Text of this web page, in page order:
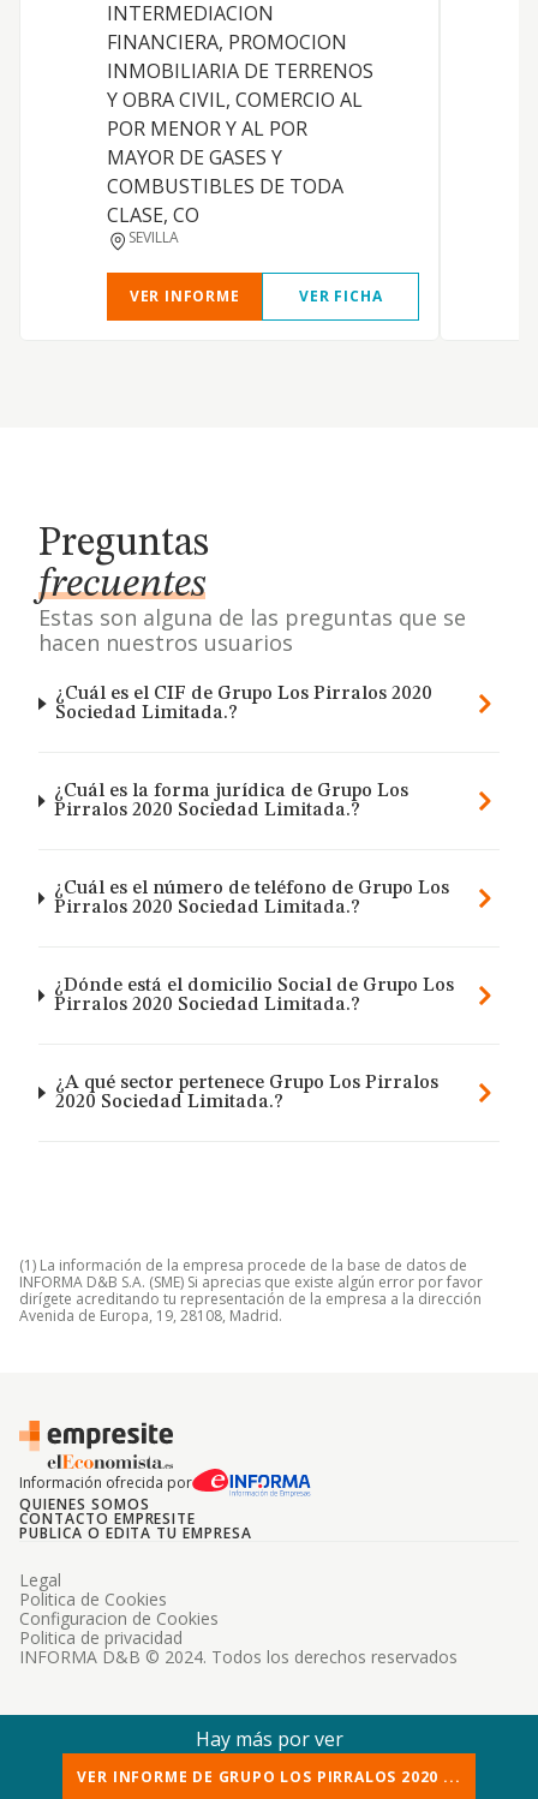
INTERMEDIACION
FINANCIERA, PROMOCION
INMOBILIARIA DE TERRENOS
Y OBRA CIVIL, COMERCIO AL
POR MENOR Y AL POR
MAYOR DE GASES Y
COMBUSTIBLES DE TODA
CLASE, CO
SEVILLA
VER INFORME VER FICHA
Preguntas
frecuentes
Estas son alguna de las preguntas que se
hacen nuestros usuarios
¿Cuál es el CIF de Grupo Los Pirralos 2020
Sociedad Limitada.?
¿Cuál es la forma jurídica de Grupo Los
Pirralos 2020 Sociedad Limitada.?
¿Cuál es el número de teléfono de Grupo Los
Pirralos 2020 Sociedad Limitada.?
¿Dónde está el domicilio Social de Grupo Los
Pirralos 2020 Sociedad Limitada.?
¿A qué sector pertenece Grupo Los Pirralos
2020 Sociedad Limitada.?
(1) La información de la empresa procede de la base de datos de
INFORMA D&B S.A. (SME) Si aprecias que existe algún error por favor
dirígete acreditando tu representación de la empresa a la dirección
Avenida de Europa, 19, 28108, Madrid.
Información ofrecida por
QUIENES SOMOS
CONTACTO EMPRESITE
PUBLICA O EDITA TU EMPRESA
INFORMA D&B © 2024. Todos los derechos reservados
Legal
Politica de Cookies
Configuracion de Cookies
Politica de privacidad
Hay más por ver
VER INFORME DE GRUPO LOS PIRRALOS 2020 ...